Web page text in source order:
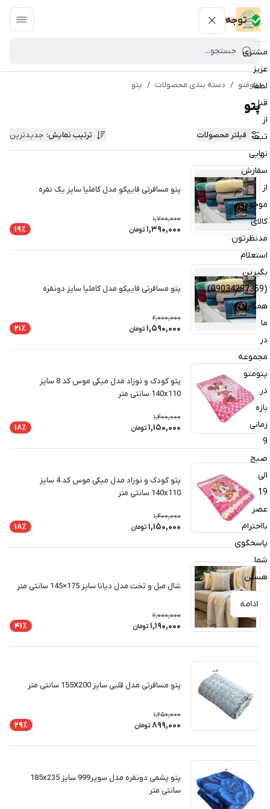
توجه
مشتری
عزیز
لطفا
قبل
از
ثبت
نهایی
سفارش
از
موجودی
کالای
مدنظرتون
استعلام
بگیرین
(09034287359)
همکاران
ما
در
مجموعه
پتومتو
در
بازه
زمانی
9
صبح
الی
19
عصر
بااحترام
پاسخگوی
شما
هستن
ادامه
پتومتو
پتومتو / دسته بندی محصولات / پتو
پتو
فیلتر محصولات ترتیب نمایش: جدیدترین
پتو مسافرتی فایپکو مدل کاملیا سایز یک نفره
1,700,000
1,390,000 تومان 19٪
پتو مسافرتی فایپکو مدل کاملیا سایز دونفره
2,000,000
1,590,000 تومان 21٪
پتو کودک و نوزاد مدل میکی موس کد 8 سایز
140x110 سانتی متر
1,400,000
1,150,000 تومان 18٪
پتو کودک و نوزاد مدل میکی موس کد 4 سایز
140x110 سانتی متر
1,400,000
1,150,000 تومان 18٪
شال مبل و تخت مدل دیانا سایز 175×145 سانتی متر
2,000,000
1,190,000 تومان 41٪
پتو مسافرتی مدل قلبی سایز 155X200 سانتی متر
1,250,000
899,000 تومان 29٪
پتو پشمی دونفره مدل سوپر999 سایز 185x235
سانتی متر